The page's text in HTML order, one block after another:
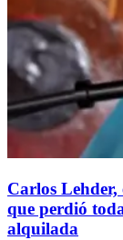
Carlos
que perdió
alquilada